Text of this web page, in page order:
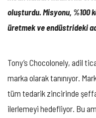
oluşturdu. Misyonu, %100
üretmek ve endüstrideki
Tony’s Chocolonely, adil
marka olarak tanınıyor.
tüm tedarik zincirinde
ilerlemeyi hedefliyor. Bu